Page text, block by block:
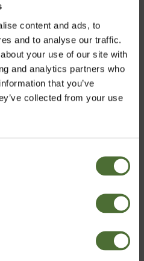
content and ads, to
and to analyse our traffic.
your use of our site with
and analytics partners who
that you’ve
collected from your use
polyfenolblanding giver
kilder,
druer.
solsikkelecithin,
kæder (MCT) fra
der understøtter CoQ10-
og ernæringsmæssige oplysninger:
en varieret og afbalanceret kost og en